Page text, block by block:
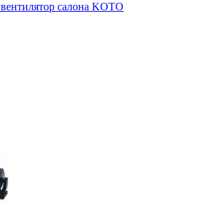
салона KOTO